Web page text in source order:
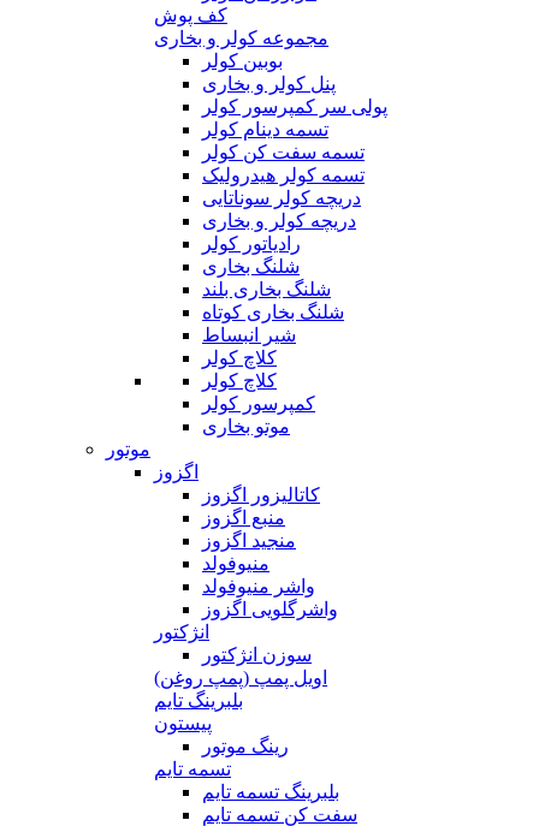
کف پوش
مجموعه کولر و بخاری
بوبین کولر
پنل کولر و بخاری
پولی سر کمپرسور کولر
تسمه دینام کولر
تسمه سفت کن کولر
تسمه کولر هیدرولیک
دریچه کولر سوناتایی
دریچه کولر و بخاری
رادیاتور کولر
شلنگ بخاری
شلنگ بخاری بلند
شلنگ بخاری کوتاه
شیر انبساط
کلاچ کولر
کلاچ کولر
کمپرسور کولر
موتو بخاری
موتور
اگزوز
کاتالیزور اگزوز
منبع اگزوز
منجید اگزوز
منیوفولد
واشر منیوفولد
واشرگلویی اگزوز
انژکتور
سوزن انژکتور
اویل پمپ (پمپ روغن)
بلبرینگ تایم
پیستون
رینگ موتور
تسمه تایم
بلبرینگ تسمه تایم
سفت کن تسمه تایم